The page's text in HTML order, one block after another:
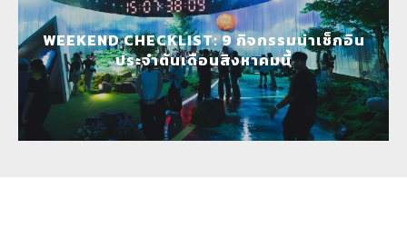
WEEKEND CHECKLIST: 9 กิจกรรมน่าเช็กอิน
ประจำต้นเดือนสิงหาคมนี้